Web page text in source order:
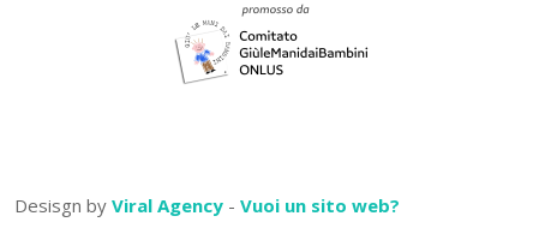
Desisgn by Viral Agency - Vuoi un sito web?